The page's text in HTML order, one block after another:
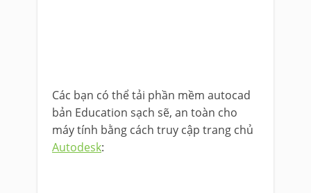
Các bạn có thể tải phần mềm autocad
bản Education sạch sẽ, an toàn cho
máy tính bằng cách truy cập trang chủ
Autodesk: